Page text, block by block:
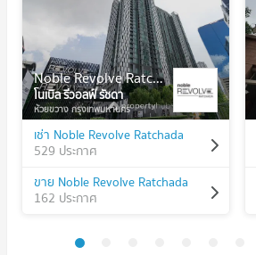
Noble Revolve Ratchada
โนเบิล รีวอลฟ์ รัชดา
ห้วยขวาง กรุงเทพมหานคร
เช่า Noble Revolve Ratchada
529 ประกาศ
ขาย Noble Revolve Ratchada
162 ประกาศ